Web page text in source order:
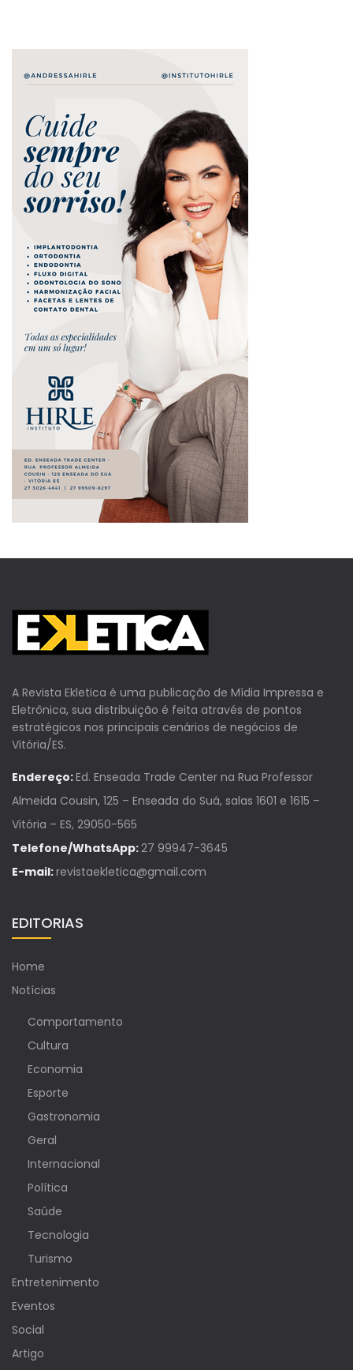
A Revista Ekletica é uma publicação de Mídia Impressa e
Eletrônica, sua distribuição é feita através de pontos
estratégicos nos principais cenários de negócios de
Vitória/ES.
Endereço:Ed. Enseada Trade Center na Rua Professor
Almeida Cousin, 125 – Enseada do Suá, salas 1601 e 1615 –
Vitória – ES, 29050-565
Telefone/WhatsApp:27 99947-3645
E-mail:revistaekletica@gmail.com
EDITORIAS
Home
Notícias
Comportamento
Cultura
Economia
Esporte
Gastronomia
Geral
Internacional
Política
Saúde
Tecnologia
Turismo
Entretenimento
Eventos
Social
Artigo